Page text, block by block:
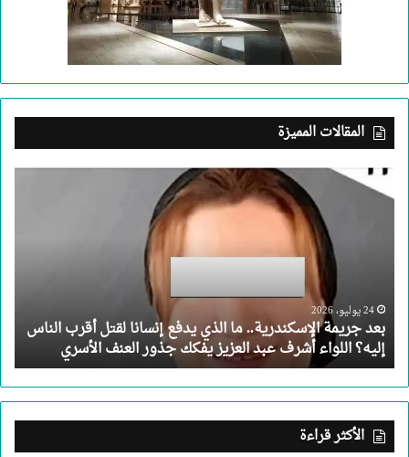
المقالات المميزة
بعد
جريمة
لقتل
أقرب
الناس
إليه؟
اللواء
أشرف
عبد
العزيز
24 يوليو، 2026
بعد جريمة الإسكندرية.. ما الذي يدفع إنسانا لقتل أقرب الناس
إليه؟ اللواء أشرف عبد العزيز يفكك جذور العنف الأسري
الأكثر قراءة